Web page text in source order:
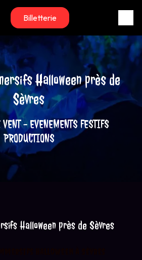
Billetterie
Halloween près de
Sèvres
- EVENEMENTS FESTIFS
PRODUCTIONS
Halloween près de Sèvres